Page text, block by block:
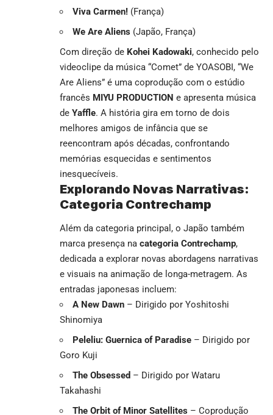
Viva Carmen! (França)
We Are Aliens (Japão, França)
Com direção de Kohei Kadowaki, conhecido pelo
videoclipe da música “Comet” de YOASOBI, “We
Are Aliens” é uma coprodução com o estúdio
francês MIYU PRODUCTION e apresenta música
de Yaffle. A história gira em torno de dois
melhores amigos de infância que se
reencontram após décadas, confrontando
memórias esquecidas e sentimentos
inesquecíveis.
Explorando Novas Narrativas:
Categoria Contrechamp
Além da categoria principal, o Japão também
marca presença na categoria Contrechamp,
dedicada a explorar novas abordagens narrativas
e visuais na animação de longa-metragem. As
entradas japonesas incluem:
A New Dawn – Dirigido por Yoshitoshi
Shinomiya
Peleliu: Guernica of Paradise – Dirigido por
Goro Kuji
The Obsessed – Dirigido por Wataru
Takahashi
The Orbit of Minor Satellites – Coprodução